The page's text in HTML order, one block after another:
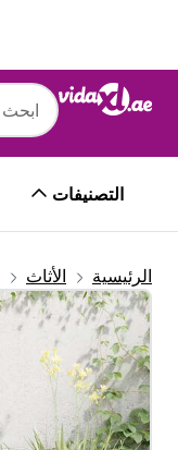
التصنيفات
الرئيسية الأثاث